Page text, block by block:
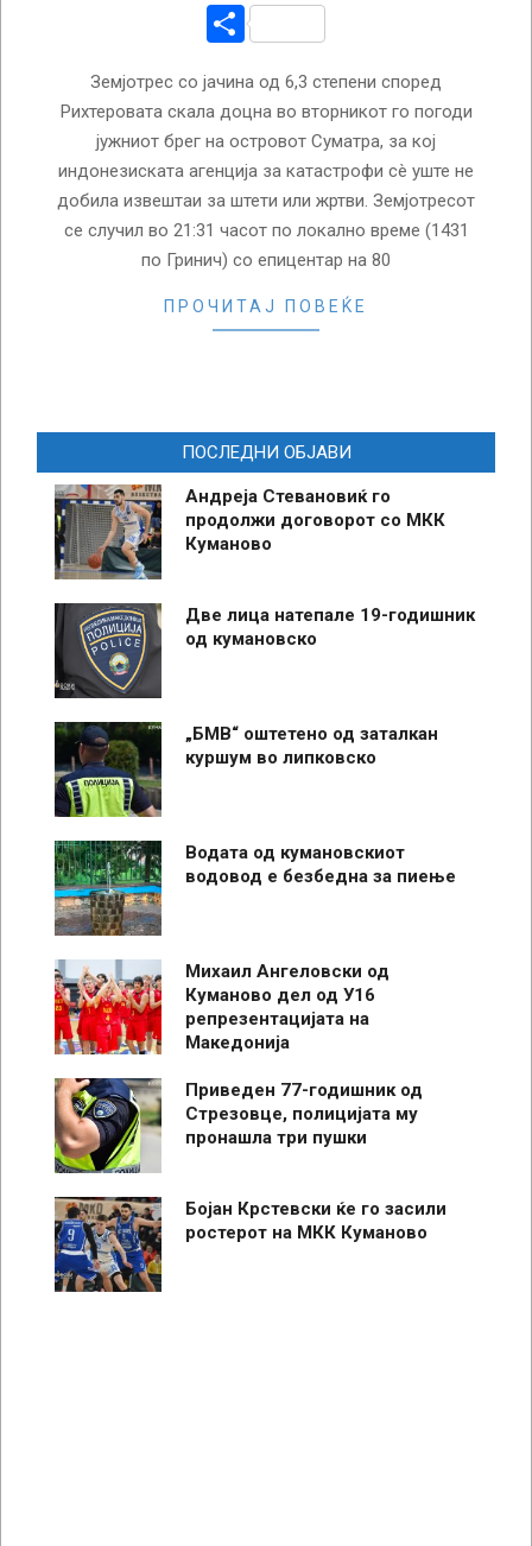
Share
Земјотрес со јачина од 6,3 степени според
Рихтеровата скала доцна во вторникот го погоди
јужниот брег на островот Суматра, за кој
индонезиската агенција за катастрофи сè уште не
добила извештаи за штети или жртви. Земјотресот
се случил во 21:31 часот по локално време (1431
по Гринич) со епицентар на 80
ПРОЧИТАЈ ПОВЕЌЕ
ПОСЛЕДНИ ОБЈАВИ
Андреја Стевановиќ го
продолжи договорот со МКК
Куманово
Две лица натепале 19-годишник
од кумановско
„БМВ“ оштетено од заталкан
куршум во липковско
Водата од кумановскиот
водовод е безбедна за пиење
Михаил Ангеловски од
Куманово дел од У16
репрезентацијата на
Македонија
Приведен 77-годишник од
Стрезовце, полицијата му
пронашла три пушки
Бојан Крстевски ќе го засили
ростерот на МКК Куманово